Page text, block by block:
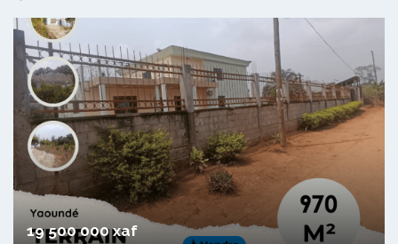
19 500 000 xaf